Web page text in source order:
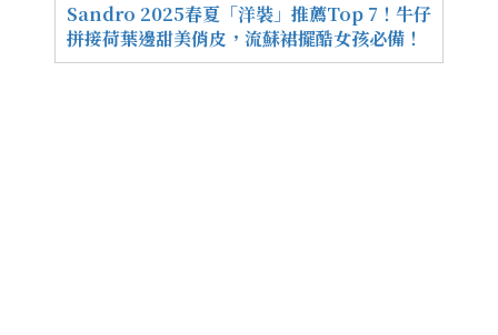
Sandro 2025春夏「洋裝」推薦Top 7！牛仔
拼接荷葉邊甜美俏皮，流蘇裙擺酷女孩必備！